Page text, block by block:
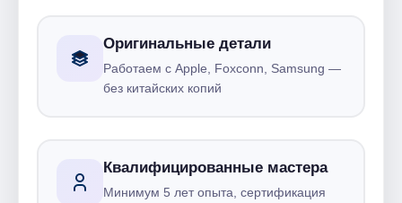
Оригинальные детали
Работаем с Apple, Foxconn, Samsung —
без китайских копий
Квалифицированные мастера
Минимум 5 лет опыта, сертификация